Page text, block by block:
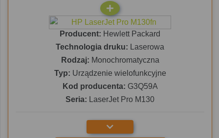
Producent: Hewlett Packard
Technologia druku: Laserowa
Rodzaj: Monochromatyczna
Typ: Urządzenie wielofunkcyjne
Kod producenta: G3Q59A
Seria: LaserJet Pro M130